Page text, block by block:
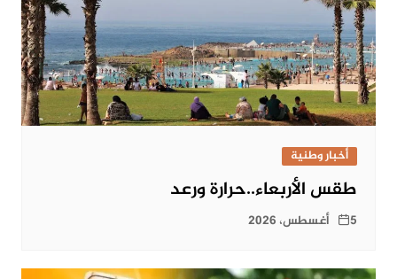
أخبار وطنية
طقس الأربعاء..حرارة ورعد
5 أغسطس، 2026